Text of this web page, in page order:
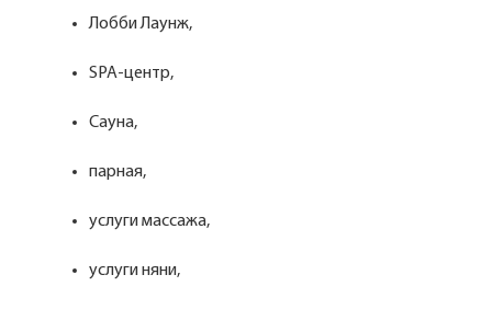
Лобби Лаунж,
SPA-центр,
Сауна,
парная,
услуги массажа,
услуги няни,